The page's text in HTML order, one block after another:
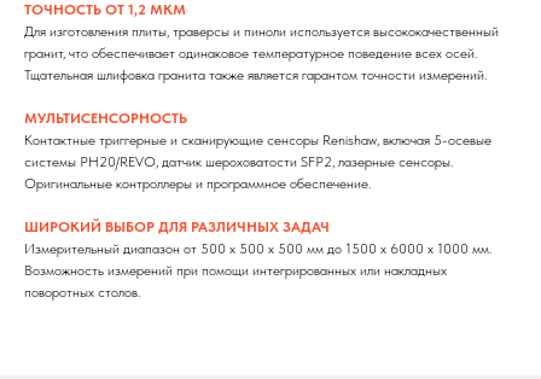
ТОЧНОСТЬ ОТ 1,2 МКМ
Для изготовления плиты, траверсы и пиноли используется высококачественный
гранит, что обеспечивает одинаковое температурное поведение всех осей.
Тщательная шлифовка гранита также является гарантом точности измерений.
МУЛЬТИСЕНСОРНОСТЬ
Контактные триггерные и сканирующие сенсоры Renishaw, включая 5-осевые
системы PH20/REVO, датчик шероховатости SFP2, лазерные сенсоры.
Оригинальные контроллеры и программное обеспечение.
ШИРОКИЙ ВЫБОР ДЛЯ РАЗЛИЧНЫХ ЗАДАЧ
Измерительный диапазон от 500 х 500 х 500 мм до 1500 х 6000 х 1000 мм.
Возможность измерений при помощи интегрированных или накладных
поворотных столов.